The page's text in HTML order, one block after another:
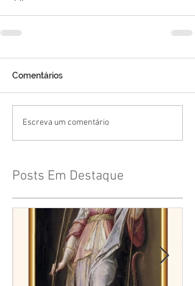
Comentários
Escreva um comentário
Posts Em Destaque